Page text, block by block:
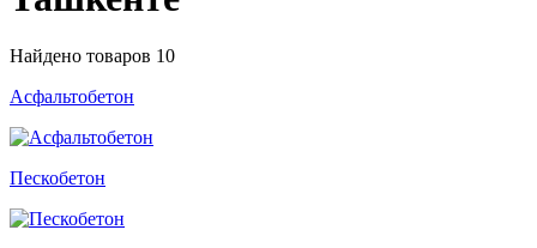
Найдено товаров 10
Асфальтобетон
Пескобетон